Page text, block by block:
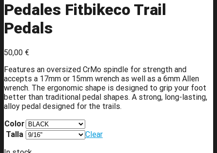
Pedales Fitbikeco Trail
Pedals
50,00 €
Features an oversized CrMo spindle for strength and
accepts a 17mm or 15mm wrench as well as a 6mm Allen
wrench. The ergonomic shape is designed to grip your foot
better than traditional pedal shapes. A strong, long-lasting,
alloy pedal designed for the trails.
Color
Talla
Clear